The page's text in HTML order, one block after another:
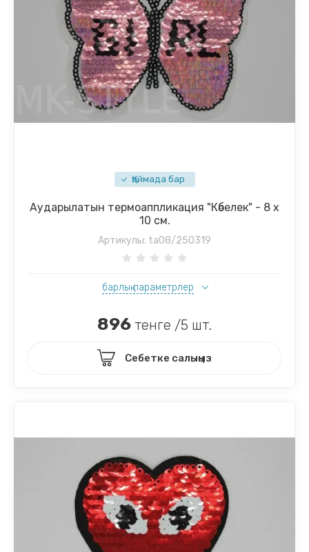
Қоймада бар
Аударылатын термоаппликация "Көбелек" - 8 х
10 см.
Артикулы: ta08/250319
барлық параметрлер
896 тенге /5 шт.
Себетке салыңыз